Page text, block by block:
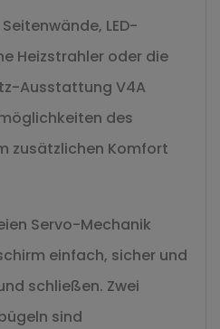
LED-
Heizstrahler oder die
Ausstattung V4A
des
zusätzlichen Komfort
Servo-Mechanik
einfach, sicher und
schließen. Zwei
sind